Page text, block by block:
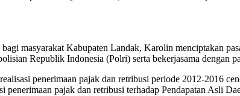
masyarakat Kabupaten Landak, Karolin menciptakan
Republik Indonesia (Polri) serta bekerjasama dengan
penerimaan pajak dan retribusi periode 2012-2016
penerimaan pajak dan retribusi terhadap Pendapatan Asli